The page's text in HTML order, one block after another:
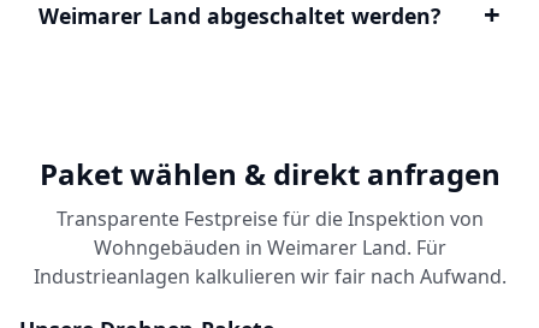
Weimarer Land abgeschaltet werden?
Paket wählen & direkt anfragen
Transparente Festpreise für die Inspektion von
Wohngebäuden in Weimarer Land. Für
Industrieanlagen kalkulieren wir fair nach Aufwand.